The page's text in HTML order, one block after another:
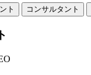
ト コンサルタント